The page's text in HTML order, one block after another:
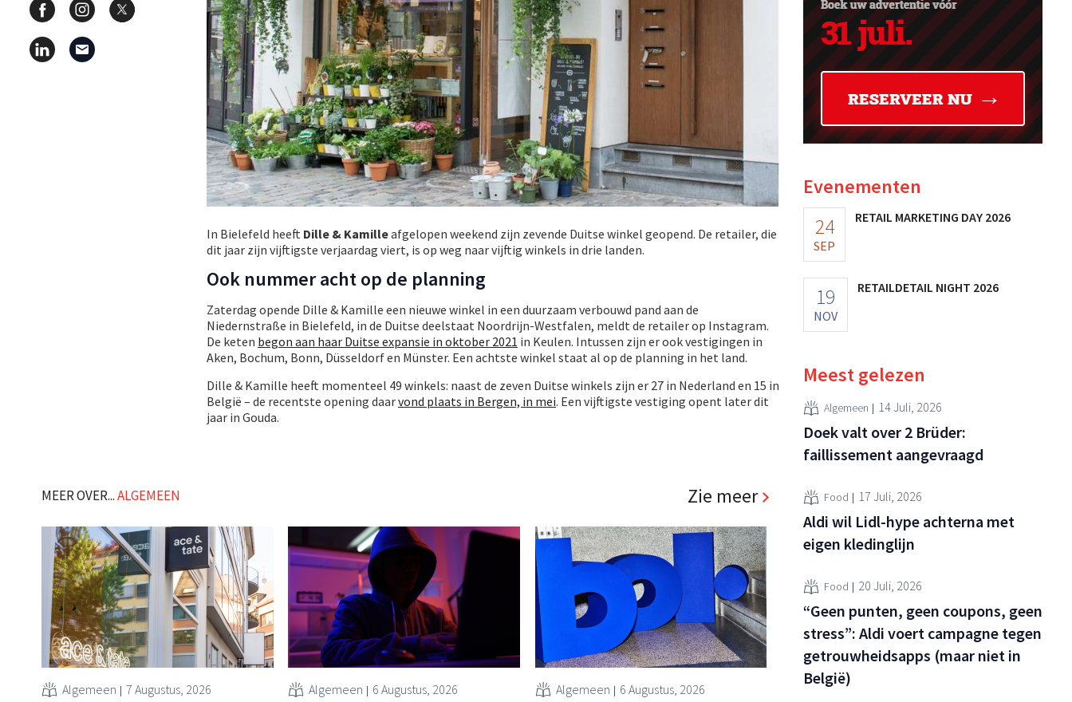
In Bielefeld heeft Dille & Kamilleafgelopen weekend zijn zevende Duitse winkel geopend. De retailer, die
dit jaar zijn vijftigste verjaardag viert, is op weg naar vijftig winkels in drie landen.
Ook nummer acht op de planning
Zaterdag opende Dille & Kamille een nieuwe winkel in een duurzaam verbouwd pand aan de
Niedernstraße in Bielefeld, in de Duitse deelstaat Noordrijn-Westfalen, meldt de retailer op Instagram.
De keten begon aan haar Duitse expansie in oktober 2021 in Keulen. Intussen zijn er ook vestigingen in
Aken, Bochum, Bonn, Düsseldorf en Münster. Een achtste winkel staat al op de planning in het land.
Dille & Kamille heeft momenteel 49 winkels: naast de zeven Duitse winkels zijn er 27 in Nederland en 15 in
België – de recentste opening daarvond plaats in Bergen, in mei. Een vijftigste vestiging opent later dit
jaar in Gouda.
MEER OVER...ALGEMEEN Zie meer
Algemeen 7 Augustus, 2026 Algemeen 6 Augustus, 2026 Algemeen 6 Augustus, 2026
Evenementen
24
SEP
RETAIL MARKETING DAY 2026
19
NOV
RETAILDETAIL NIGHT 2026
Meest gelezen
Algemeen 14 Juli, 2026
Doek valt over 2 Brüder:
faillissement aangevraagd
Food 17 Juli, 2026
Aldi wil Lidl-hype achterna met
eigen kledinglijn
Food 20 Juli, 2026
“Geen punten, geen coupons, geen
stress”: Aldi voert campagne tegen
getrouwheidsapps (maar niet in
België)